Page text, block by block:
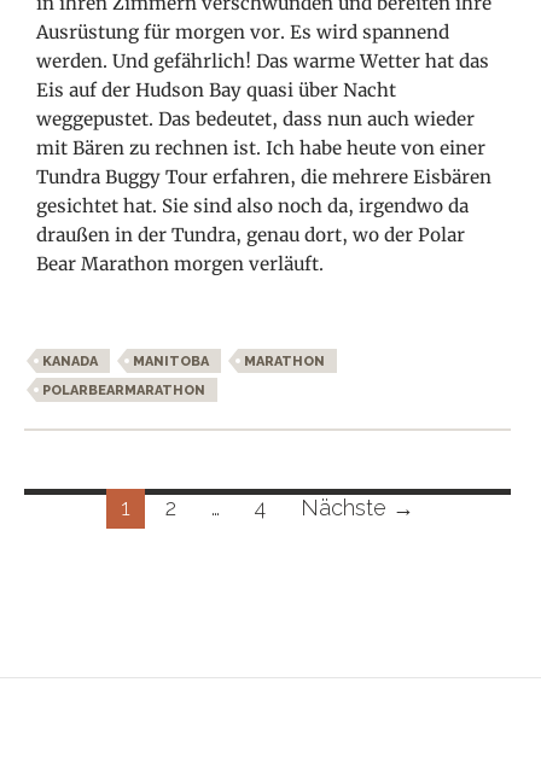
Ausrüstung für morgen vor. Es wird spannend
werden. Und gefährlich! Das warme Wetter hat das
Eis auf der Hudson Bay quasi über Nacht
weggepustet. Das bedeutet, dass nun auch wieder
mit Bären zu rechnen ist. Ich habe heute von einer
Tundra Buggy Tour erfahren, die mehrere Eisbären
gesichtet hat. Sie sind also noch da, irgendwo da
draußen in der Tundra, genau dort, wo der Polar
Bear Marathon morgen verläuft.
KANADA MANITOBA
MARATHON
POLARBEARMARATHON
Beitragsnavigation
1 2 … 4 Nächste →